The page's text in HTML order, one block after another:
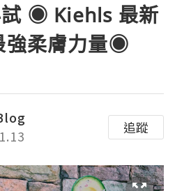
◉ Kiehls 最新
強柔膚力量◉
追蹤